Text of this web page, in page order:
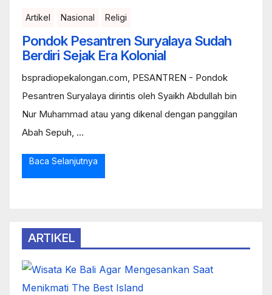
Artikel Nasional Religi
Pondok Pesantren Suryalaya Sudah
Berdiri Sejak Era Kolonial
bspradiopekalongan.com, PESANTREN - Pondok
Pesantren Suryalaya dirintis oleh Syaikh Abdullah bin
Nur Muhammad atau yang dikenal dengan panggilan
Abah Sepuh, ...
Baca Selanjutnya
ARTIKEL